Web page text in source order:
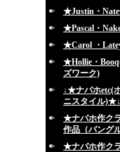
★Justin・
★Pascal・
★Carol ・
★Hollie・
ズワーク)
↓★ナバホetc(
ニスタイル)★↓
★ナバホ作ク
作品（バングル
★ナバホ作ク